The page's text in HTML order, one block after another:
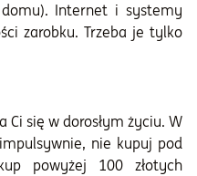
Internet i systemy
zarobku. Trzeba je tylko
Ci się w dorosłym życiu. W
nie kupuj pod
powyżej 100 złotych